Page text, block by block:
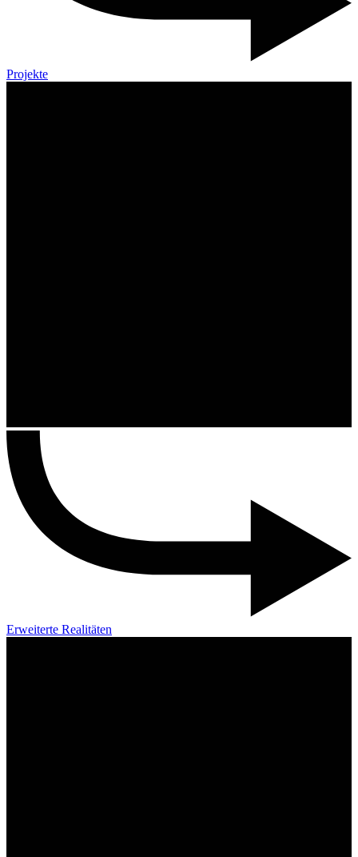
Projekte
Erweiterte Realitäten